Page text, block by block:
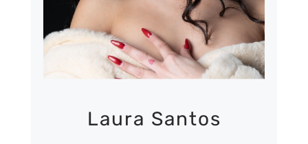
Laura Santos